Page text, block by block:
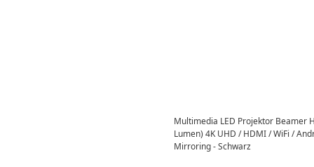
Multimedia LED Projektor Beamer
Lumen) 4K UHD / HDMI / WiFi /
Mirroring - Schwarz